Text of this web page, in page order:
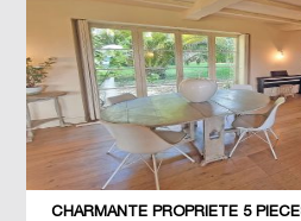
CHARMANTE PROPRIETE 5